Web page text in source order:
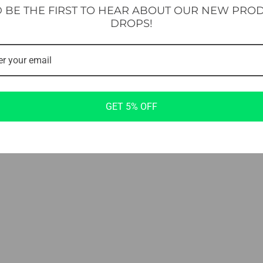
generales Política de privacidad
BE THE FIRST TO HEAR ABOUT OUR NEW
DROPS!
GET 5% OFF